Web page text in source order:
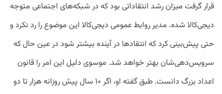
قرار گرفت میزان رشد انتقاداتی بود که در شبکه‌های اجتماعی متوجه
دیجی‌کالا شده. مدیر روابط عمومی دیجی‌کالا این موضوع را رد نکرد و
حتی پیش‌بینی کرد که انتقادها در آینده بیشتر شود در عین حال که
سرویس‌دهی‌شان بهتر خواهد شد. موسوی دلیل این امر را قانون
اعداد بزرگ دانست. طبق گفته او، اگر ۱۰ سال پیش روزانه هزار تا دو